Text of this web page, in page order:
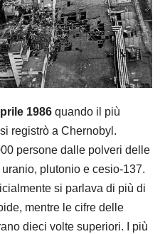
1986quando il più
registrò a Chernobyl.
persone dalle polveri delle
plutonio e cesio-137.
si parlava di più di
mentre le cifre delle
dieci volte superiori. I più